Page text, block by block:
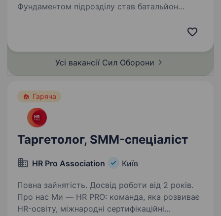
Фундаментом підрозділу став батальйон
Усі вакансії Сил Оборони
Гаряча
Таргетолог, SMM-спеціаліст
HR Pro Association Київ
Повна зайнятість. Досвід роботи від 2 років.
Про нас Ми — HR PRO: команда, яка розвиває
HR-освіту, міжнародні сертифікаційні